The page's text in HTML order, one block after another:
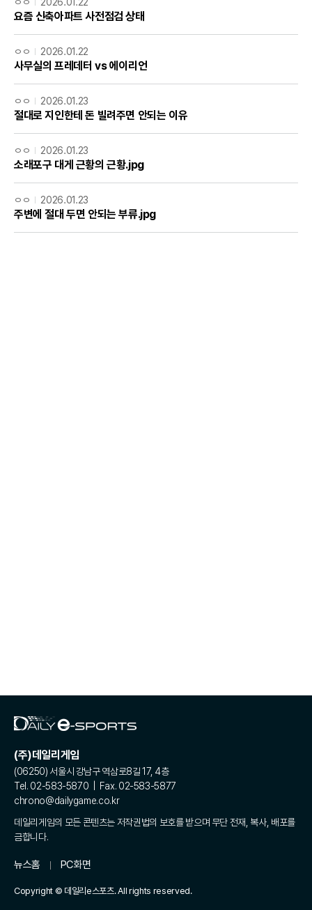
요즘 신축아파트 사전점검 상태
ㅇㅇ 2026.01.22
사무실의 프레데터 vs 에이리언
ㅇㅇ 2026.01.23
절대로 지인한테 돈 빌려주면 안되는 이유
ㅇㅇ 2026.01.23
소래포구 대게 근황의 근황.jpg
ㅇㅇ 2026.01.23
주변에 절대 두면 안되는 부류.jpg
(주)데일리게임
(06250) 서울시 강남구 역삼로8길 17, 4층
Tel. 02-583-5870 | Fax. 02-583-5877
chrono@dailygame.co.kr
데일리게임의 모든 콘텐츠는 저작권법의 보호를 받으며 무단 전재, 복사, 배포를
금합니다.
뉴스홈 PC화면
Copyright © 데일리e스포츠. All rights reserved.